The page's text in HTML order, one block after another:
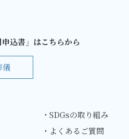
込書」はこちらから
儀
・SDGsの取り組み
・よくあるご質問